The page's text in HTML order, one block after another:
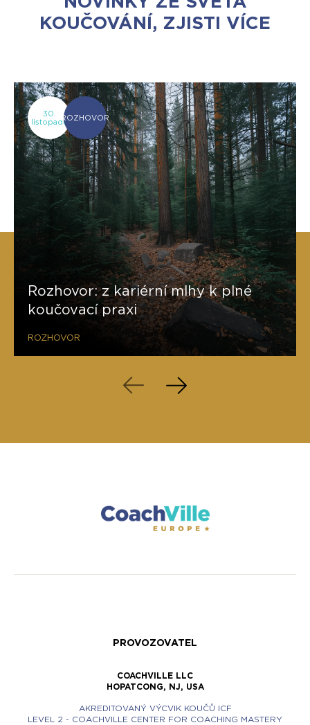
KOUČOVÁNÍ, ZJISTI VÍCE
30.
listopaduROZHOVOR
Rozhovor: z kariérní mlhy k plné
koučovací praxi
ROZHOVOR
PROVOZOVATEL
COACHVILLE LLC
HOPATCONG, NJ, USA
AKREDITOVANÝ VÝCVIK KOUČŮ ICF
LEVEL 2 - COACHVILLE CENTER FOR COACHING MASTERY